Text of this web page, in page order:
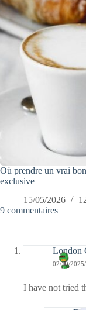
Où prendre un vrai
exclusive
15/05/2026
9 commentaires
London
02/10/
I have not tried